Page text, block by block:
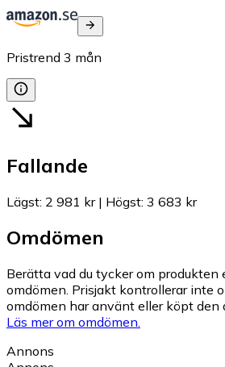
Pristrend 3 mån
Fallande
Lägst: 2 981 kr| Högst: 3 683 kr
Omdömen
Berätta vad du tycker om produkten
omdömen. Prisjakt kontrollerar inte
omdömen har använt eller köpt den
Läs mer om omdömen.
Annons